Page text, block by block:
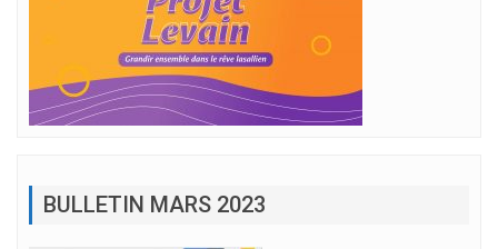
BULLETIN MARS 2023